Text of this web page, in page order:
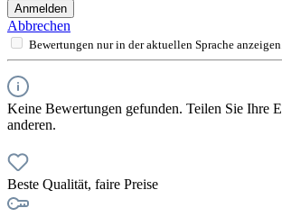
Anmelden
Abbrechen
Bewertungen nur in der aktuellen Sprache
Keine Bewertungen gefunden. Teilen Sie Ihre
anderen.
Beste Qualität, faire Preise